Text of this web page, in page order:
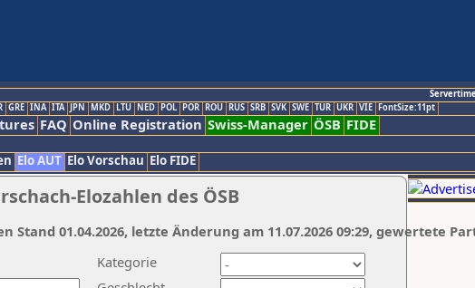
Servertime
GRE INA ITA JPN MKD LTU NED POL POR ROU RUS SRB SVK SWE TUR UKR VIE FontSize:11pt
FAQ Online Registration Swiss-Manager ÖSB FIDE
Elo AUT Elo Vorschau Elo FIDE
Elozahlen des ÖSB
Kategorie
Stand 01.04.2026, letzte Änderung am 11.07.2026 09:29, gewertete